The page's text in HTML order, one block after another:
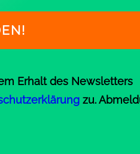
Erhalt des Newsletters
zu.